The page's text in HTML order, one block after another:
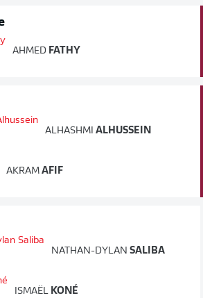
AHMED FATHY
ALHASHMI ALHUSSEIN
AKRAM AFIF
NATHAN-DYLAN SALIBA
ISMAËL KONÉ